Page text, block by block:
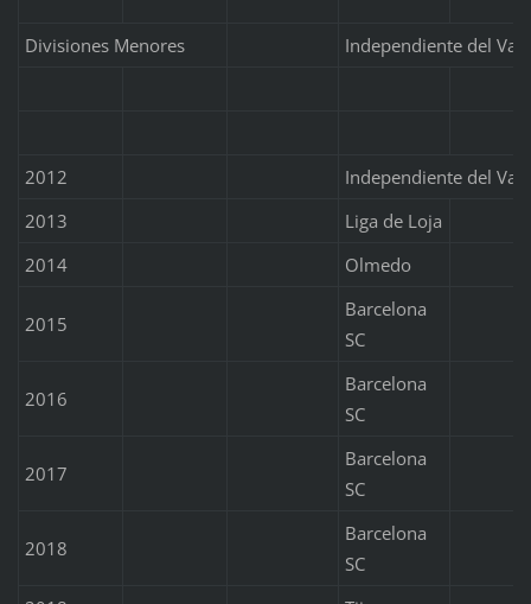
Divisiones Menores Independiente del
2012
Independiente del
2013
Liga de Loja
2014
Olmedo
2015
Barcelona
SC
2016
Barcelona
SC
2017
Barcelona
SC
2018
Barcelona
SC